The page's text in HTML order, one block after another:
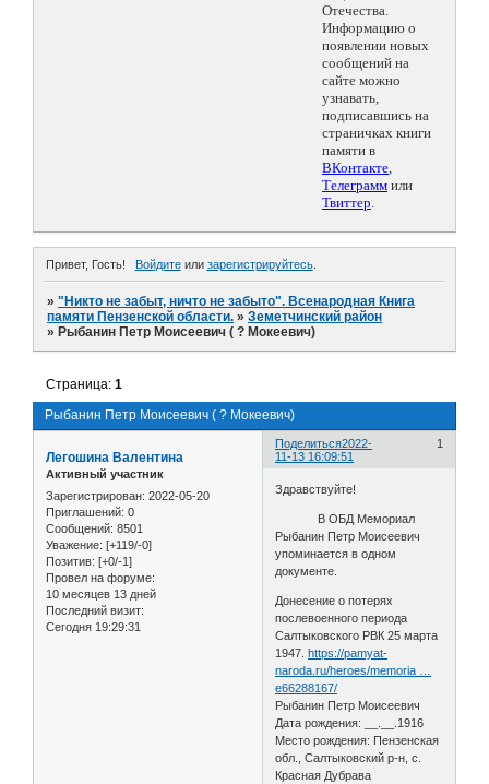
Отечества.
Информацию о
появлении новых
сообщений на
сайте можно
узнавать,
подписавшись на
страничках книги
памяти в
ВКонтакте,
Телеграмм или
Твиттер.
Привет, Гость! Войдитеили зарегистрируйтесь.
»"Никто не забыт, ничто не забыто". Всенародная Книга
памяти Пензенской области. »Земетчинский район
» Рыбанин Петр Моисеевич ( ? Мокеевич)
Рыбанин Петр Моисеевич ( ? Мокеевич)
Страница:1
Поделиться 1
2022-
11-13 16:09:51
Легошина Валентина
Активный участник
Зарегистрирован: 2022-05-20
Приглашений: 0
Сообщений: 8501
Уважение: [+119/-0]
Позитив: [+0/-1]
Провел на форуме:
10 месяцев 13 дней
Последний визит:
Сегодня 19:29:31
Здравствуйте!
В ОБД Мемориал
Рыбанин Петр Моисеевич
упоминается в одном
документе.
Донесение о потерях
послевоенного периода
Салтыковского РВК 25 марта
1947.https://pamyat-
naroda.ru/heroes/memoria …
e66288167/
Рыбанин Петр Моисеевич
Дата рождения: __.__.1916
Место рождения: Пензенская
обл., Салтыковский р-н, с.
Красная Дубрава